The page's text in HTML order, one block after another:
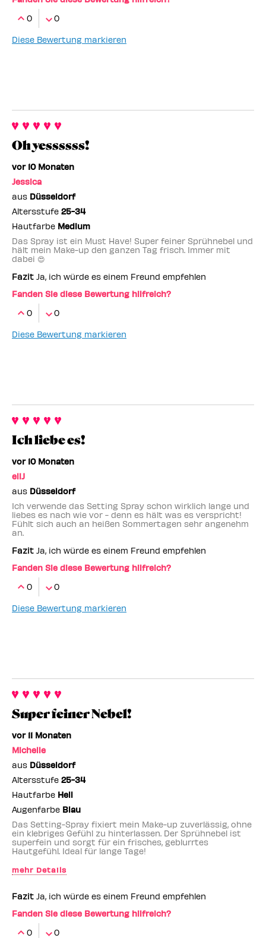
0
0
Diese Bewertung markieren
Oh yessssss!
vor 10 Monaten
Jessica
aus Düsseldorf
Altersstufe 25-34
Hautfarbe Medium
Das Spray ist ein Must Have! Super feiner Sprühnebel und
hält mein Make-up den ganzen Tag frisch. Immer mit
dabei 😍
Fazit Ja, ich würde es einem Freund empfehlen
Fanden Sie diese Bewertung hilfreich?
0
0
Diese Bewertung markieren
Ich liebe es!
vor 10 Monaten
eliJ
aus Düsseldorf
Ich verwende das Setting Spray schon wirklich lange und
liebes es nach wie vor - denn es hält was es verspricht!
Fühlt sich auch an heißen Sommertagen sehr angenehm
an.
Fazit Ja, ich würde es einem Freund empfehlen
Fanden Sie diese Bewertung hilfreich?
0
0
Diese Bewertung markieren
Super feiner Nebel!
vor 11 Monaten
Michelle
aus Düsseldorf
Altersstufe 25-34
Hautfarbe Hell
Augenfarbe Blau
Das Setting-Spray fixiert mein Make-up zuverlässig, ohne
ein klebriges Gefühl zu hinterlassen. Der Sprühnebel ist
superfein und sorgt für ein frisches, geblurrtes
Hautgefühl. Ideal für lange Tage!
mehr Details
Fazit Ja, ich würde es einem Freund empfehlen
Fanden Sie diese Bewertung hilfreich?
0
0